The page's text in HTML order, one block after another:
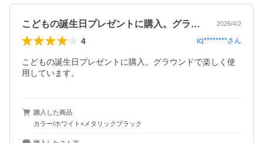
こどもの誕生日プレゼントに購入。グラウ… 2026/4/2
4 icj********さん
こどもの誕生日プレゼントに購入。グラウンドで楽しく使
用しています。
購入した商品
カラー/ホワイト×メタリックブラック